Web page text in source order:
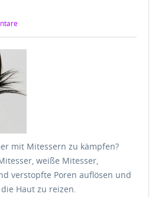
mit Mitessern zu kämpfen?
weiße Mitesser,
verstopfte Poren auflösen und
Haut zu reizen.